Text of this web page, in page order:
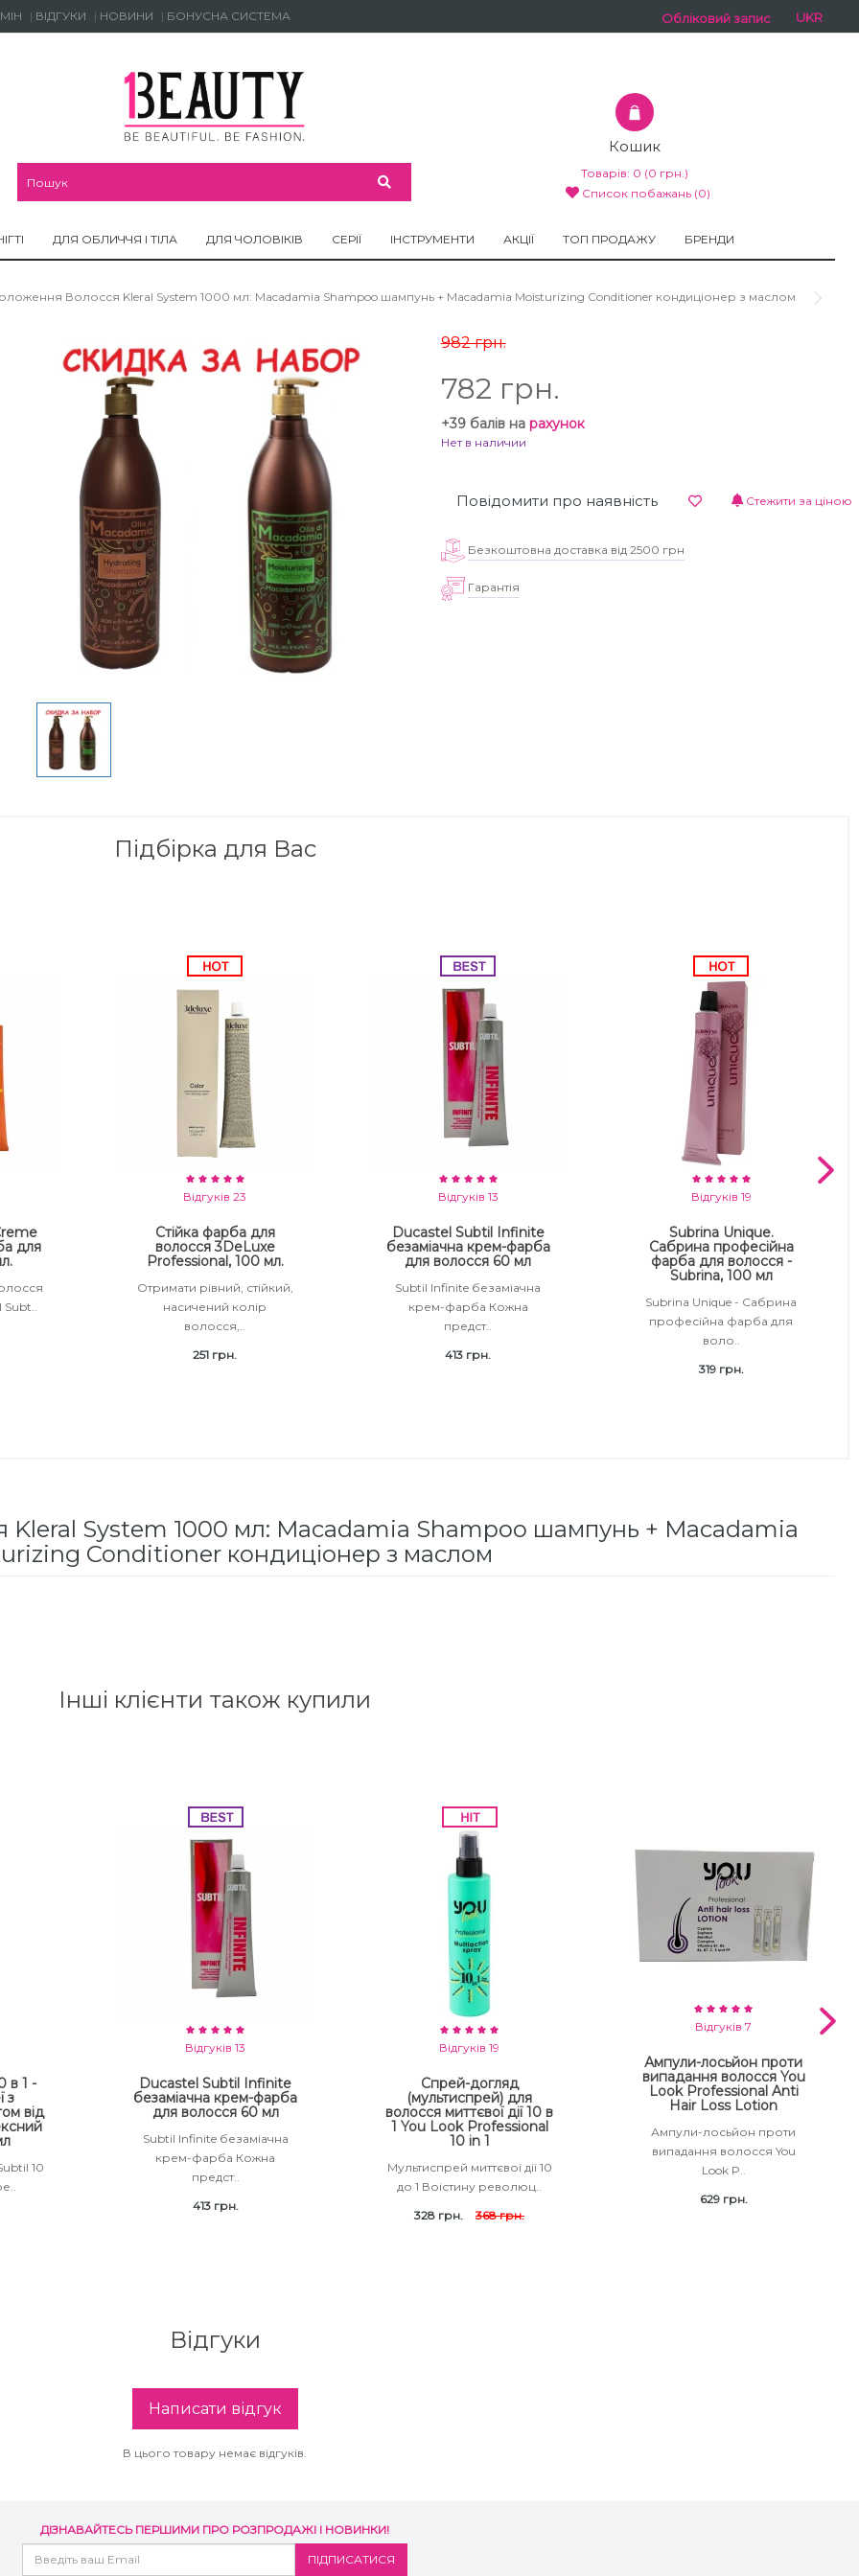
ВІДГУКИ НОВИНИ БОНУСНА СИСТЕМА Обліковий запис UKR
Кошик
Товарів: 0 (0 грн.)
Список побажань (0)
ДЛЯ ОБЛИЧЧЯ І ТІЛА ДЛЯ ЧОЛОВІКІВ СЕРІЇ ІНСТРУМЕНТИ АКЦІЇ ТОП ПРОДАЖУ БРЕНДИ
Волосся Kleral System 1000 мл: Macadamia Shampoo шампунь + Macadamia Moisturizing Conditioner кондиціонер з маслом
982 грн.
782 грн.
+39 балів на рахунок
Нет в наличии
Повідомити про наявність Стежити за ціною
Безкоштовна доставка від 2500 грн
Гарантія
Підбірка для Вас
для
Відгуків 23
Стійка фарба для
волосся 3DeLuxe
Professional, 100 мл.
Отримати рівний, стійкий,
насичений колір
волосся,..
251 грн.
Відгуків 13
Ducastel Subtil Infinite
безаміачна крем-фарба
для волосся 60 мл
Subtil Infinite безаміачна
крем-фарба Кожна
предст..
413 грн.
Відгуків 19
Subrina Unique.
Сабрина професійна
фарба для волосся -
Subrina, 100 мл
Subrina Unique - Сабрина
професійна фарба для
воло..
319 грн.
Kleral System 1000 мл: Macadamia Shampoo шампунь + Macadamia
Conditioner кондиціонер з маслом
Інші клієнти також купили
в 1 -
з
від
10
Відгуків 13
Ducastel Subtil Infinite
безаміачна крем-фарба
для волосся 60 мл
Subtil Infinite безаміачна
крем-фарба Кожна
предст..
413 грн.
Відгуків 19
Спрей-догляд
(мультиспрей) для
волосся миттєвої дії 10 в
1 You Look Professional
10 in 1
Мультиспрей миттєвої дії 10
до 1 Воістину революц..
328 грн.
368 грн.
Відгуків 7
Ампули-лосьйон проти
випадання волосся You
Look Professional Anti
Hair Loss Lotion
Ампули-лосьйон проти
випадання волосся You
Look P..
629 грн.
Відгуки
Написати відгук
В цього товару немає відгуків.
ДІЗНАВАЙТЕСЬ ПЕРШИМИ ПРО РОЗПРОДАЖІ І НОВИНКИ!